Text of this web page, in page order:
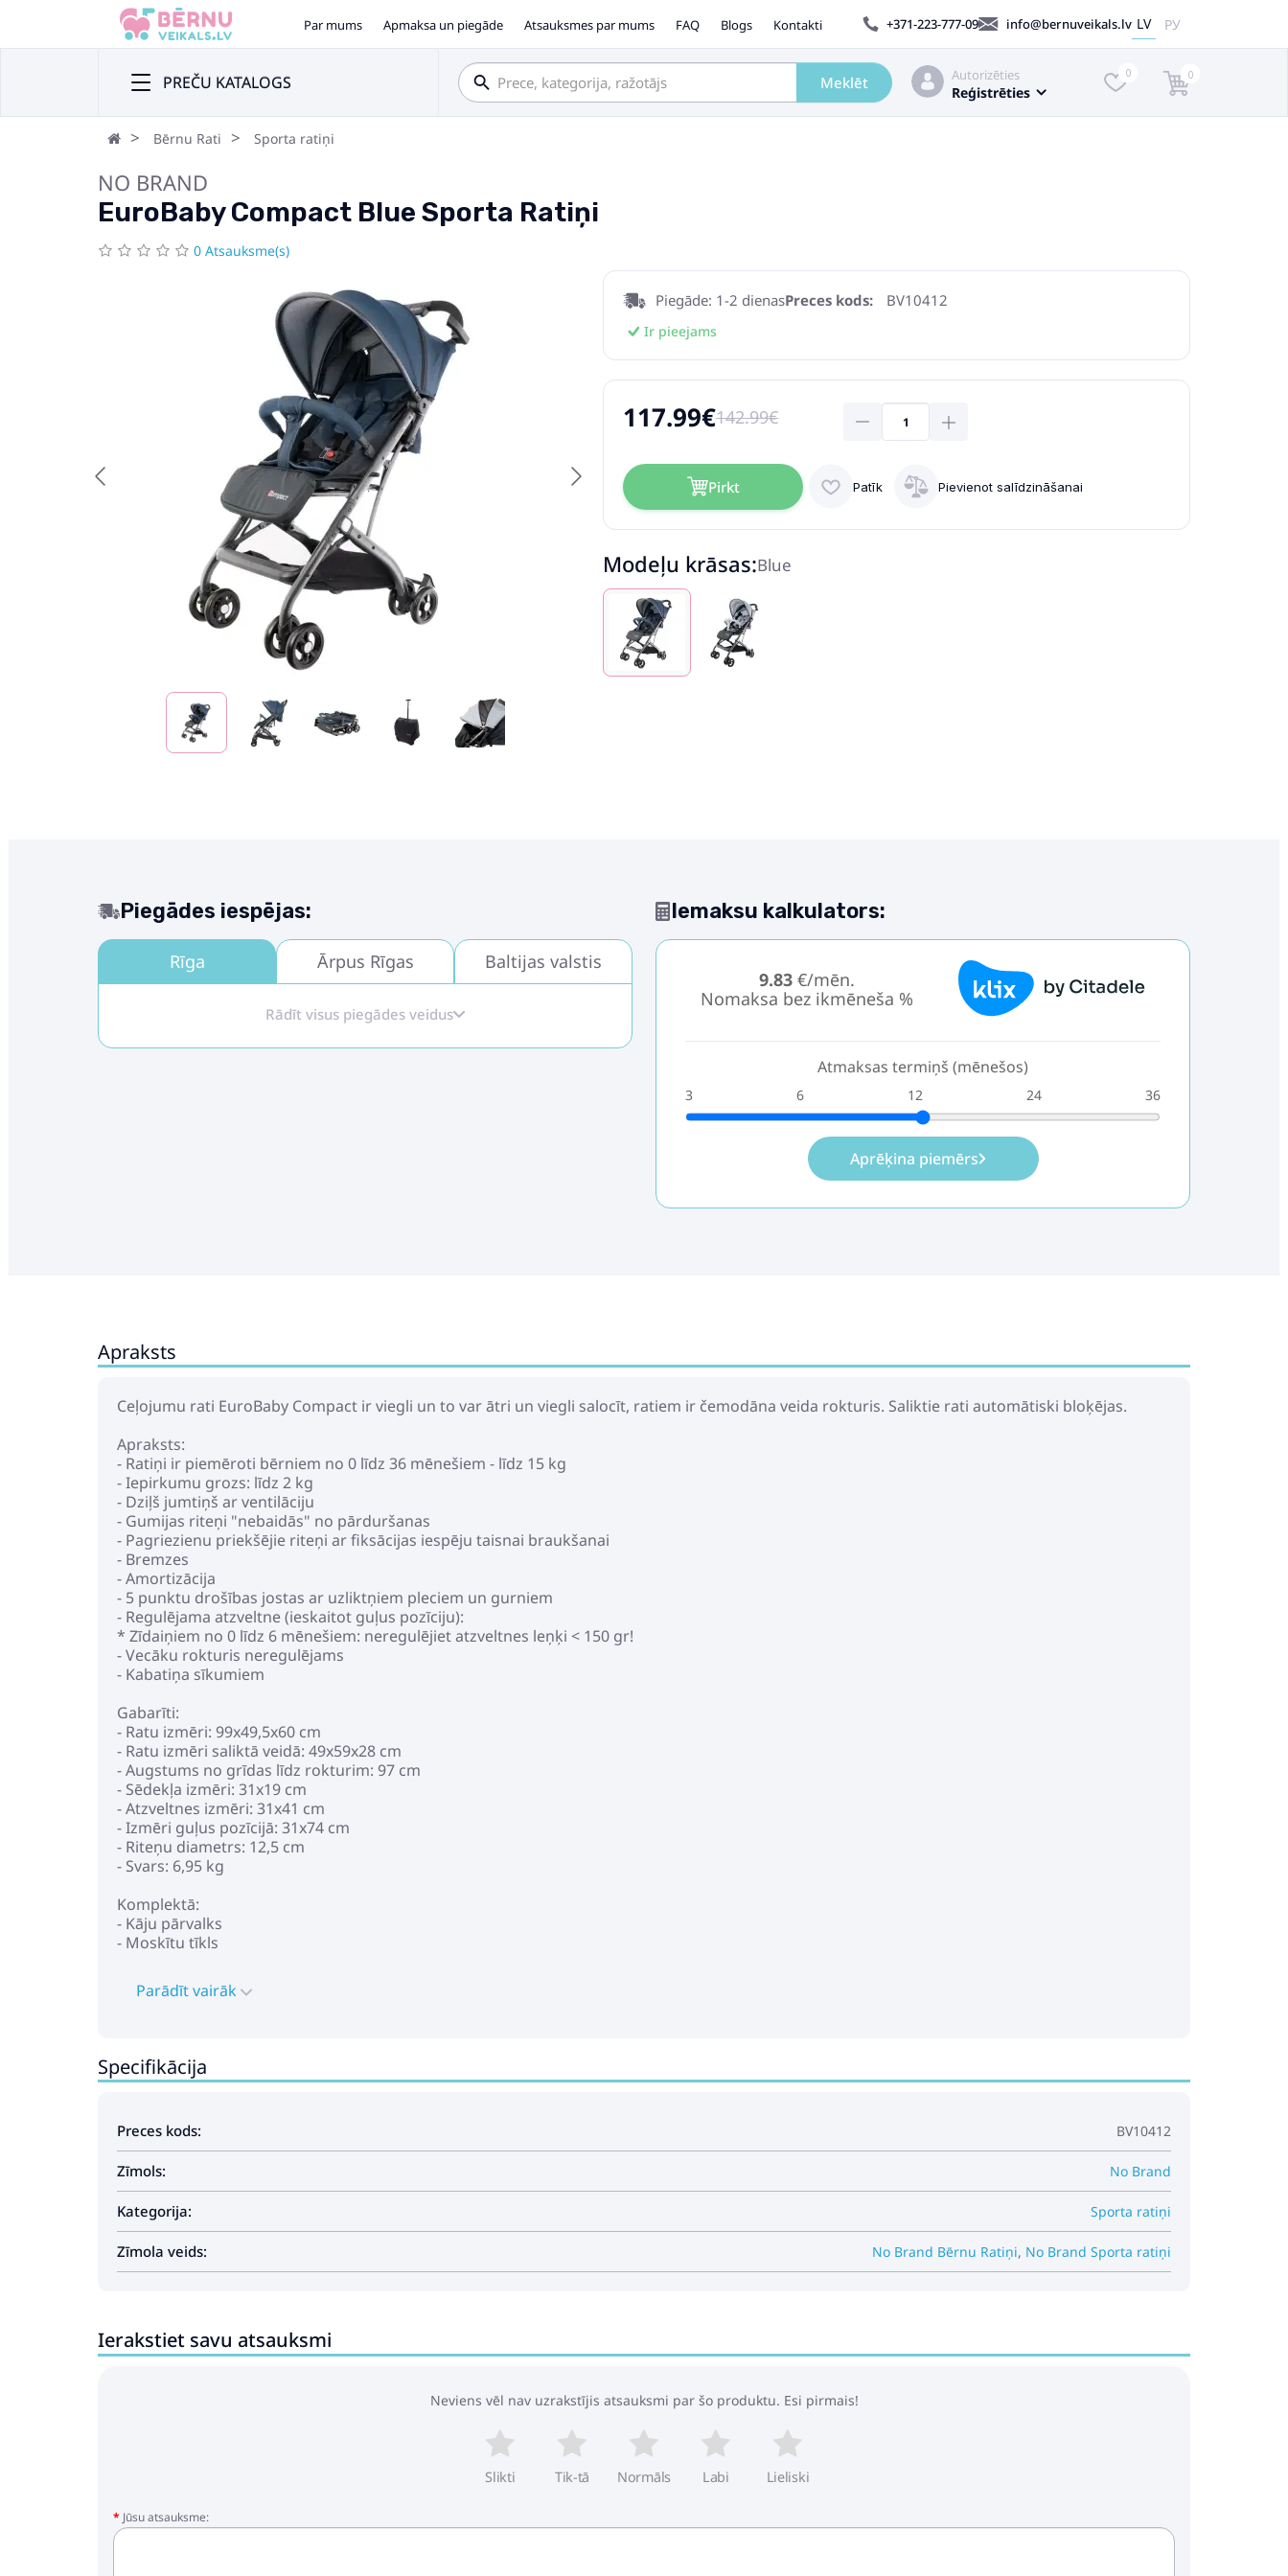
Par mums Apmaksa un piegāde Atsauksmes par mums FAQ Blogs Kontakti +371-223-777-09 info@bernuveikals.lv LV РУ
PREČU KATALOGS Meklēt Autorizēties
Reģistrēties
0 0
Bērnu Rati Sporta ratiņi
NO BRAND
EuroBaby Compact Blue Sporta Ratiņi
0 Atsauksme(s)
Piegāde: 1-2 dienasPreces kods: BV10412
Ir pieejams
117.99€142.99€
Pirkt Patīk Pievienot salīdzināšanai
Modeļu krāsas:Blue
Piegādes iespējas:
Rīga Ārpus Rīgas Baltijas valstis
Rādīt visus piegādes veidus
Iemaksu kalkulators:
9.83€/mēn.
Nomaksa bez ikmēneša %
Atmaksas termiņš (mēnešos)
3 6 12 24 36
Aprēķina piemērs
Apraksts
Ceļojumu rati EuroBaby Compact ir viegli un to var ātri un viegli salocīt, ratiem ir čemodāna veida rokturis. Saliktie rati automātiski bloķējas.
Apraksts:
- Ratiņi ir piemēroti bērniem no 0 līdz 36 mēnešiem - līdz 15 kg
- Iepirkumu grozs: līdz 2 kg
- Dziļš jumtiņš ar ventilāciju
- Gumijas riteņi "nebaidās" no pārduršanas
- Pagriezienu priekšējie riteņi ar fiksācijas iespēju taisnai braukšanai
- Bremzes
- Amortizācija
- 5 punktu drošības jostas ar uzliktņiem pleciem un gurniem
- Regulējama atzveltne (ieskaitot guļus pozīciju):
* Zīdaiņiem no 0 līdz 6 mēnešiem: neregulējiet atzveltnes leņķi < 150 gr!
- Vecāku rokturis neregulējams
- Kabatiņa sīkumiem
Gabarīti:
- Ratu izmēri: 99х49,5х60 cm
- Ratu izmēri saliktā veidā: 49x59x28 cm
- Augstums no grīdas līdz rokturim: 97 cm
- Sēdekļa izmēri: 31x19 cm
- Atzveltnes izmēri: 31x41 cm
- Izmēri guļus pozīcijā: 31x74 cm
- Riteņu diametrs: 12,5 cm
- Svars: 6,95 kg
Komplektā:
- Kāju pārvalks
- Moskītu tīkls
Parādīt vairāk
Specifikācija
Preces kods: BV10412
Zīmols: No Brand
Kategorija: Sporta ratiņi
Zīmola veids: No Brand Bērnu Ratiņi, No Brand Sporta ratiņi
Ierakstiet savu atsauksmi
Neviens vēl nav uzrakstījis atsauksmi par šo produktu. Esi pirmais!
Slikti Tik-tā Normāls Labi Lieliski
Jūsu atsauksme: